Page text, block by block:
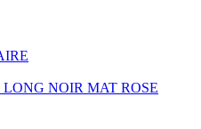
NOIR MAT ROSE